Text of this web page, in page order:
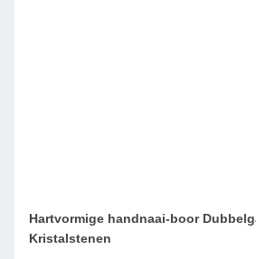
Hartvormige handnaai-boor
Kristalstenen